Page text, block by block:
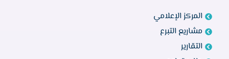
المركز الإعلامي
مشاريع التبرع
التقارير